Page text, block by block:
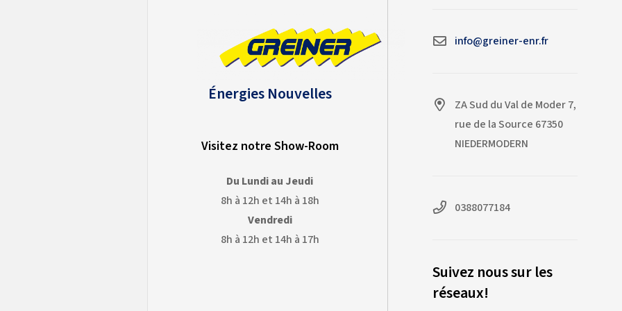
professionnalisme !
Énergies Nouvelles
Visitez notre Show-Room
Du Lundi au Jeudi
8h à 12h et 14h à 18h
Vendredi
8h à 12h et 14h à 17h
info@greiner-enr.fr
ZA Sud du Val de Moder 7,
rue de la Source 67350
NIEDERMODERN
0388077184
Suivez nous sur les
réseaux!